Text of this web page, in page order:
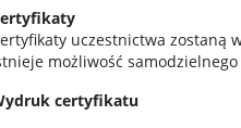
uczestnictwa zostaną
możliwość
certyfikatu